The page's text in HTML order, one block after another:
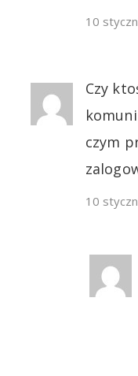
10
Czy
czym
10